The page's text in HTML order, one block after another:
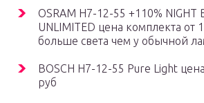
OSRAM H7-12-55 +110% NIGHT
UNLIMITED цена комплекта от
больше света чем у обычной
BOSCH H7-12-55 Pure Light
руб